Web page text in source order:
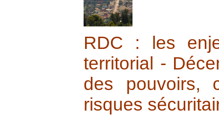
RDC : les
territorial -
des pouvoirs,
risques